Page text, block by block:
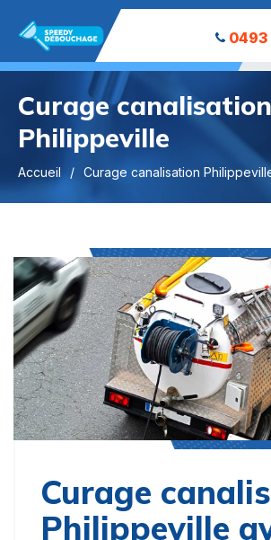
0493
Curage canalisation
Philippeville
Accueil Curage canalisation
Curage
Philippeville